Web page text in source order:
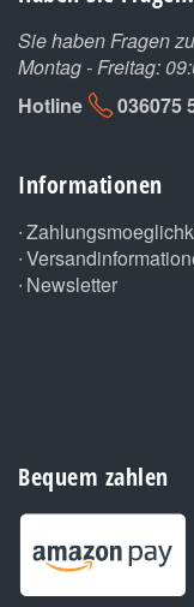
Sie haben Fragen
Montag - Freitag:
Hotline
036075
Informationen
Newsletter
Bequem zahlen